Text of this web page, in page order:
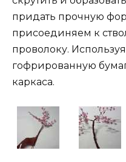
придать прочную
присоединяем к
проволоку.
гофрированную
каркаса.